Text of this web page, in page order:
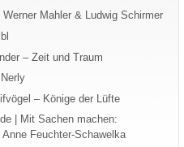
Mahler & Ludwig Schirmer
– Zeit und Traum
– Könige der Lüfte
| Mit Sachen machen:
Feuchter-Schawelka